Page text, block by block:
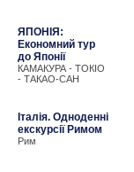
ЯПОНІЯ:
Економний тур
до Японії
КАМАКУРА - ТОКІО
- ТАКАО-САН
Італія. Одноденні
екскурсії Римом
Рим